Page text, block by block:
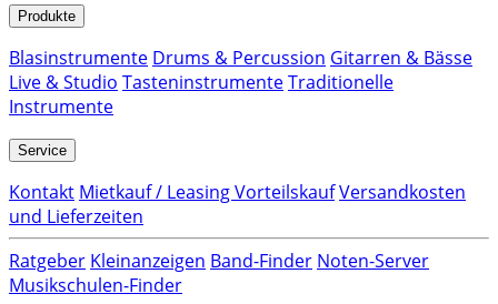
Produkte
Blasinstrumente Drums & Percussion Gitarren & Bässe
Live & Studio TasteninstrumenteTraditionelle
Instrumente
Service
Kontakt Mietkauf / Leasing VorteilskaufVersandkosten
und Lieferzeiten
Ratgeber Kleinanzeigen Band-Finder Noten-Server
Musikschulen-Finder